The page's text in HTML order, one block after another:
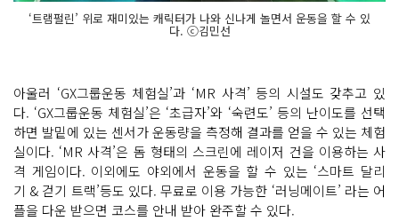
‘트램펄린’ 위로 재미있는 캐릭터가 나와 신나게 놀면서 운동을 할 수 있
다. ⓒ김민선
아울러 ‘GX그룹운동 체험실’과 ‘MR 사격’ 등의 시설도 갖추고 있
다. ‘GX그룹운동 체험실’은 ‘초급자’와 ‘숙련도’ 등의 난이도를 선택
하면 발밑에 있는 센서가 운동량을 측정해 결과를 얻을 수 있는 체험
실이다. ‘MR 사격’은 돔 형태의 스크린에 레이저 건을 이용하는 사
격 게임이다. 이외에도 야외에서 운동을 할 수 있는 ‘스마트 달리
기 & 걷기 트랙’등도 있다. 무료로 이용 가능한 ‘러닝메이트’ 라는 어
플을 다운 받으면 코스를 안내 받아 완주할 수 있다.